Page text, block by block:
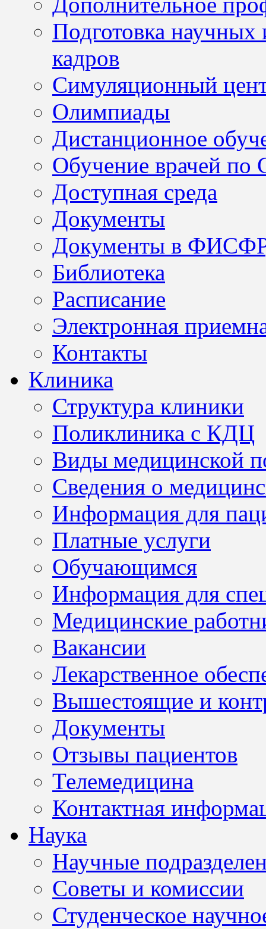
Подготовка научных
кадров
Симуляционный
Олимпиады
Дистанционное
Обучение врачей по
Доступная среда
Документы
Документы в
Библиотека
Расписание
Электронная
Контакты
Клиника
Структура клиники
Поликлиника с КДЦ
Виды медицинской
Сведения о
Информация для
Платные услуги
Обучающимся
Информация для
Медицинские
Вакансии
Лекарственное
Вышестоящие и
Документы
Отзывы пациентов
Телемедицина
Контактная
Наука
Научные
Советы и комиссии
Студенческое